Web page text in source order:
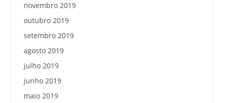
novembro 2019
outubro 2019
setembro 2019
agosto 2019
julho 2019
junho 2019
maio 2019